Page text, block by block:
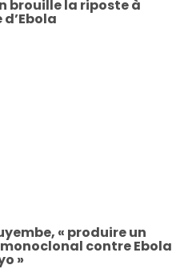
brouille la riposte à
« produire un
contre Ebola
»